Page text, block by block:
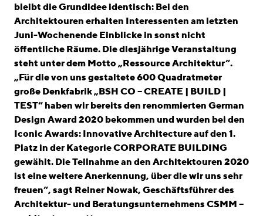
bleibt die Grundidee identisch: Bei den
Architektouren erhalten Interessenten am letzten
Juni-Wochenende Einblicke in sonst nicht
öffentliche Räume. Die diesjährige Veranstaltung
steht unter dem Motto „Ressource Architektur“.
„Für die von uns gestaltete 600 Quadratmeter
große Denkfabrik „BSH CO – CREATE | BUILD |
TEST“ haben wir bereits den renommierten German
Design Award 2020 bekommen und wurden bei den
Iconic Awards: Innovative Architecture auf den 1.
Platz in der Kategorie CORPORATE BUILDING
gewählt. Die Teilnahme an den Architektouren 2020
ist eine weitere Anerkennung, über die wir uns sehr
freuen“, sagt Reiner Nowak, Geschäftsführer des
Architektur- und Beratungsunternehmens CSMM –